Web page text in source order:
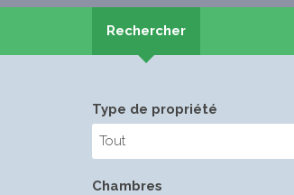
Rechercher
Type de propriété
Tout
Chambres